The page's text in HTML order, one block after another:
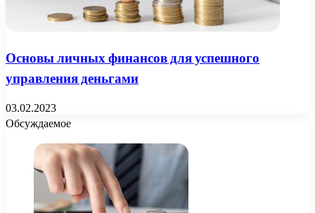
Основы личных финансов для успешного
управления деньгами
03.02.2023
Обсуждаемое